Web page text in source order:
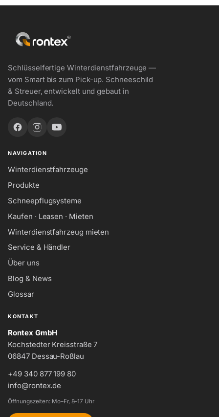
Schlüsselfertige Winterdienstfahrzeuge —
vom Smart bis zum Pick-up. Schneeschild
& Streuer, entwickelt und gebaut in
Deutschland.
NAVIGATION
Winterdienstfahrzeuge
Produkte
Schneepflugsysteme
Kaufen · Leasen · Mieten
Winterdienstfahrzeug mieten
Service & Händler
Über uns
Blog & News
Glossar
KONTAKT
Rontex GmbH
Kochstedter Kreisstraße 7
06847 Dessau-Roßlau
+49 340 877 199 80
info@rontex.de
Öffnungszeiten: Mo–Fr, 8–17 Uhr